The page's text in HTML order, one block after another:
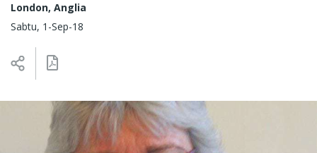
London, Anglia
Sabtu, 1-Sep-18